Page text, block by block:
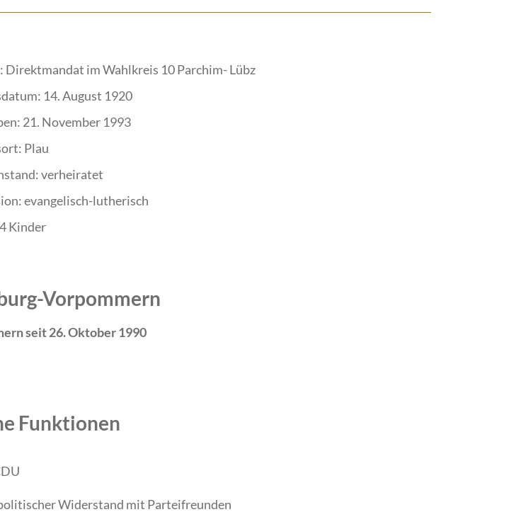
Direktmandat im Wahlkreis 10 Parchim- Lübz
14. August 1920
21. November 1993
Plau
verheiratet
evangelisch-lutherisch
Kinder
Vorpommern
seit 26. Oktober 1990
Funktionen
Widerstand mit Parteifreun­den